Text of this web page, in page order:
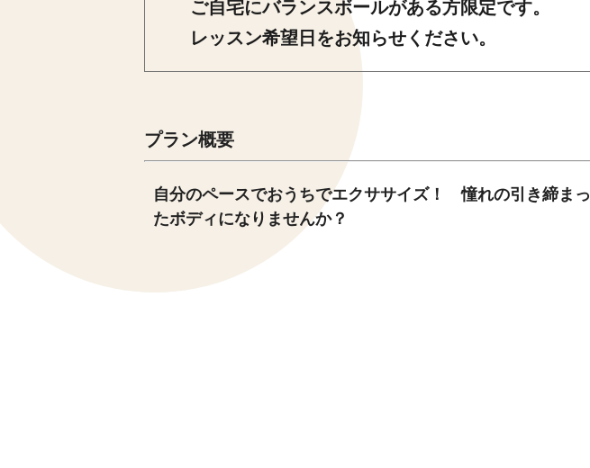
ご自宅にバランスボールがある方限定です。
レッスン希望日をお知らせください。
プラン概要
自分のペースでおうちでエクササイズ！ 憧れの引き締まっ
たボディになりませんか？